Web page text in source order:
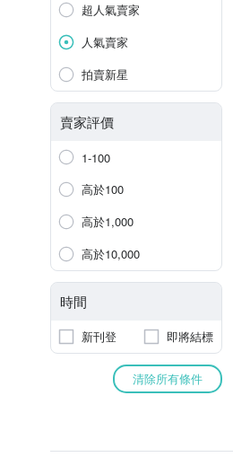
超人氣賣家
人氣賣家
拍賣新星
賣家評價
1-100
高於100
高於1,000
高於10,000
時間
新刊登 即將結標
清除所有條件